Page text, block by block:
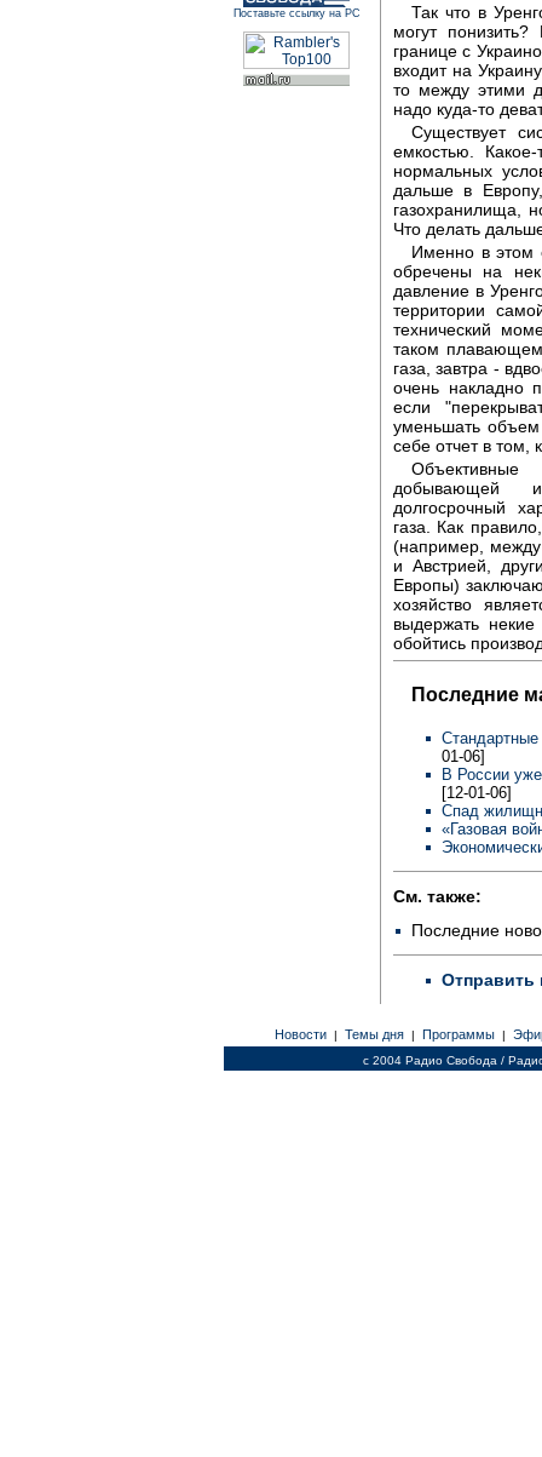
Поставьте ссылку на РС
Так что в
могут
границе с
входит на
то между этими
надо куда-то
Существует
емкостью.
нормальных
дальше в
газохранилища,
Что делать
Именно в этом
обречены на
давление в
территории
технический
таком
газа, завтра -
очень накладно
если
уменьшать объем
себе отчет в том,
Объективные
добывающей и
долгосрочный
газа. Как
(например, между
и Австрией,
Европы)
хозяйство
выдержать
обойтись
Последние
01-06]
В России
[12-01-06]
Спад
«Газовая
См. также:
Последние
Отправить
Новости | Темы дня | Программы |
c 2004 Радио Свобода /